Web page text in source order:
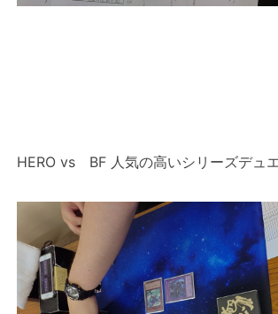
HERO vs BF 人気の高いシリーズデュ